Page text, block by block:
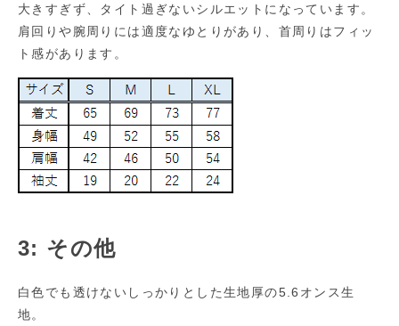
大きすぎず、タイト過ぎないシルエットになっています。
肩回りや腕周りには適度なゆとりがあり、首周りはフィッ
ト感があります。
3: その他
白色でも透けないしっかりとした生地厚の5.6オンス生
地。